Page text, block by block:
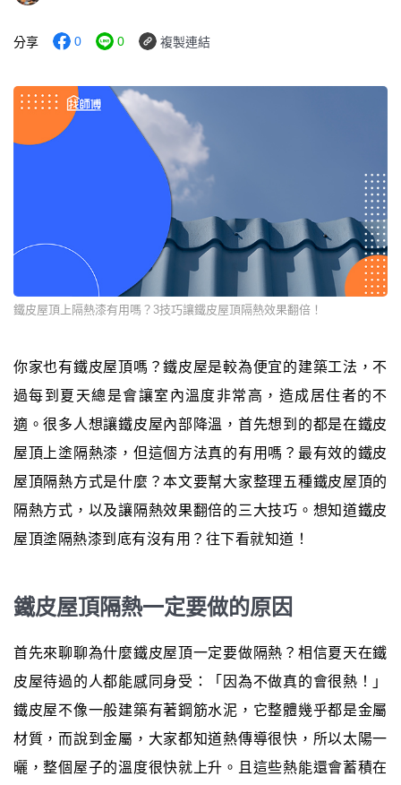
分享 0 0 複製連結
鐵皮屋頂上隔熱漆有用嗎？3技巧讓鐵皮屋頂隔熱效果翻倍！
你家也有鐵皮屋頂嗎？鐵皮屋是較為便宜的建築工法，不
過每到夏天總是會讓室內溫度非常高，造成居住者的不
適。很多人想讓鐵皮屋內部降溫，首先想到的都是在鐵皮
屋頂上塗隔熱漆，但這個方法真的有用嗎？最有效的鐵皮
屋頂隔熱方式是什麼？本文要幫大家整理五種鐵皮屋頂的
隔熱方式，以及讓隔熱效果翻倍的三大技巧。想知道鐵皮
屋頂塗隔熱漆到底有沒有用？往下看就知道！
鐵皮屋頂隔熱一定要做的原因
首先來聊聊為什麼鐵皮屋頂一定要做隔熱？相信夏天在鐵
皮屋待過的人都能感同身受：「因為不做真的會很熱！」
鐵皮屋不像一般建築有著鋼筋水泥，它整體幾乎都是金屬
材質，而說到金屬，大家都知道熱傳導很快，所以太陽一
曬，整個屋子的溫度很快就上升。且這些熱能還會蓄積在